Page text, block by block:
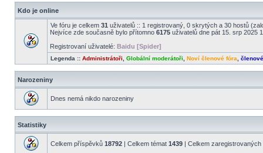
Kdo je online
Ve fóru je celkem 31 uživatelů :: 1 registrovaný, 0 skrytých a 30 hostů
Nejvíce zde současně bylo přítomno 6175 uživatelů dne pát 15. srp 2025
Registrovaní uživatelé: Baidu [Spider]
Legenda :: Administrátoři Globální moderátoři Noví členové fóra
Narozeniny
Dnes nemá nikdo narozeniny
Statistiky
Celkem příspěvků 18792 | Celkem témat 1439 | Celkem